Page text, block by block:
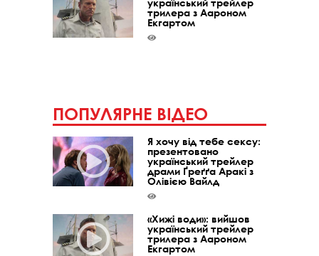
український трейлер
трилера з Аароном
Екгартом
ПОПУЛЯРНЕ ВІДЕО
Я хочу від тебе сексу:
презентовано
український трейлер
драми Ґреґґа Аракі з
Олівією Вайлд
«Хижі води»: вийшов
український трейлер
трилера з Аароном
Екгартом